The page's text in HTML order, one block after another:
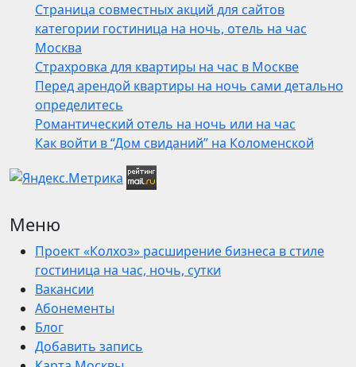
Страница совместных акций для сайтов
категории гостиница на ночь, отель на час
Москва
Страхровка для квартиры на час в Москве
Перед арендой квартиры на ночь сами детально
определитесь
Романтический отель на ночь или на час
Как войти в “Дом свиданий” на Коломенской
Меню
Проект «Колхоз» расширение бизнеса в стиле
гостиница на час, ночь, сутки
Вакансии
Абонементы
Блог
Добавить запись